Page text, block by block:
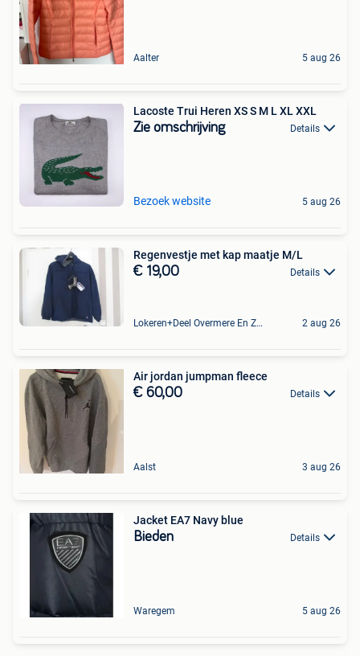
Aalter 5 aug 26
Lacoste Trui Heren XS S M L XL XXL
Zie omschrijving Details
Bezoek website 5 aug 26
Regenvestje met kap maatje M/L
€ 19,00 Details
Lokeren+Deel Overmere En Zele 2 aug 26
Air jordan jumpman fleece
€ 60,00 Details
Aalst 3 aug 26
Jacket EA7 Navy blue
Bieden Details
Waregem 5 aug 26